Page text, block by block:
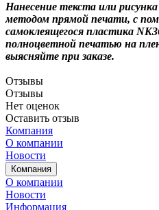
Нанесение текста или
методом прямой печати, с
самоклеящегося пластика
полноцветной печатью на
выясняйте при заказе.
Отзывы
Отзывы
Нет оценок
Оставить отзыв
Компания
О компании
Новости
Компания
О компании
Новости
Информация